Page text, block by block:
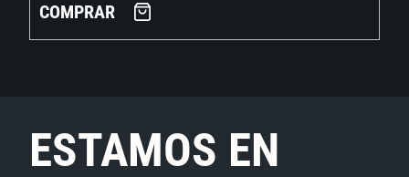
COMPRAR
ESTAMOS EN